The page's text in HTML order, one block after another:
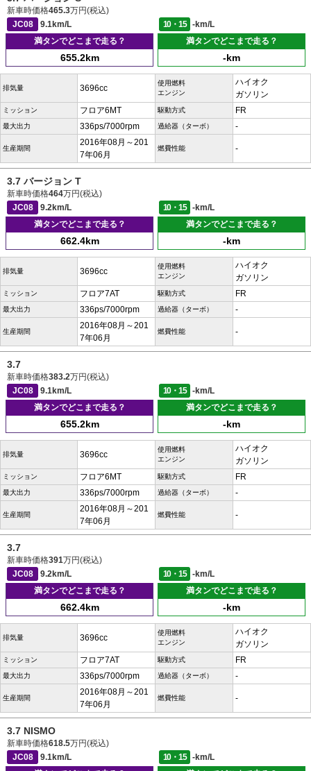
新車時価格465.3万円(税込)
JC08
9.1km/L 10・15
-km/L
満タンでどこまで走る？
655.2km
満タンでどこまで走る？
-km
排気量 3696cc
使用燃料
エンジン
ハイオク
ガソリン
ミッション フロア6MT 駆動方式 FR
最大出力 336ps/7000rpm 過給器（ターボ） -
生産期間
2016年08月～201
7年06月
燃費性能 -
3.7 バージョン T
新車時価格464万円(税込)
JC08
9.2km/L 10・15
-km/L
満タンでどこまで走る？
662.4km
満タンでどこまで走る？
-km
排気量 3696cc
使用燃料
エンジン
ハイオク
ガソリン
ミッション フロア7AT 駆動方式 FR
最大出力 336ps/7000rpm 過給器（ターボ） -
生産期間
2016年08月～201
7年06月
燃費性能 -
3.7
新車時価格383.2万円(税込)
JC08
9.1km/L 10・15
-km/L
満タンでどこまで走る？
655.2km
満タンでどこまで走る？
-km
排気量 3696cc
使用燃料
エンジン
ハイオク
ガソリン
ミッション フロア6MT 駆動方式 FR
最大出力 336ps/7000rpm 過給器（ターボ） -
生産期間
2016年08月～201
7年06月
燃費性能 -
3.7
新車時価格391万円(税込)
JC08
9.2km/L 10・15
-km/L
満タンでどこまで走る？
662.4km
満タンでどこまで走る？
-km
排気量 3696cc
使用燃料
エンジン
ハイオク
ガソリン
ミッション フロア7AT 駆動方式 FR
最大出力 336ps/7000rpm 過給器（ターボ） -
生産期間
2016年08月～201
7年06月
燃費性能 -
3.7 NISMO
新車時価格618.5万円(税込)
JC08
9.1km/L 10・15
-km/L